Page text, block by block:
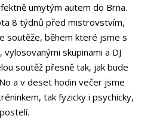
umytým autem do Brna.
8 týdnů před mistrovstvím,
soutěže, během které jsme s
skupinami a DJ
soutěž přesně tak, jak bude
a v deset hodin večer jsme
tak fyzicky i psychicky,